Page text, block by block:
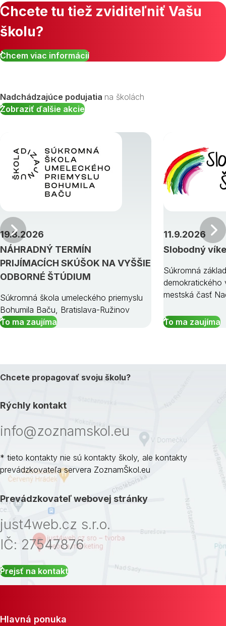
Zobraziť všetky študijné odbory »
Chcete tu tiež zviditeľniť Vašu
školu?
Chcem viac informácií
Nadchádzajúce podujatia na školách
Zobraziť ďalšie akcie
NÁHRADNÝ TERMÍN
PRIJÍMACÍCH SKÚŠOK NA VYŠŠIE
ODBORNÉ ŠTÚDIUM
19.8.2026
Súkromná škola umeleckého priemyslu
Bohumila Baču, Bratislava-Ružinov
To ma zaujíma
Slobodný
11.9.2026
Súkromná
demokratického
mestská časť
To ma zaujíma
Predchádzajúci
Chcete propagovať svoju školu?
Rýchly kontakt
info@zoznamskol.eu
* tieto kontakty nie sú kontakty školy, ale kontakty
prevádzkovateľa servera ZoznamŠkol.eu
Prevádzkovateľ webovej stránky
just4web.cz s.r.o.
IČ: 27547876
Prejsť na kontakt
Hlavná ponuka